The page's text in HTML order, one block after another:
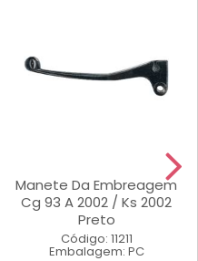
Manete Da Embreagem
Cg 93 A 2002 / Ks 2002
Preto
Código: 11211
Embalagem: PC